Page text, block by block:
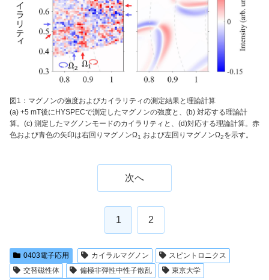
図1：マグノンの強度およびカイラリティの測定結果と理論計算
(a) +5 mT後にHYSPECで測定したマグノンの強度と、(b) 対応する理論計
算。(c) 測定したマグノンモードのカイラリティと、(d)対応する理論計算。赤
色および青色の矢印は右回りマグノンΩ1 および左回りマグノンΩ2を示す。
次へ
1 2
0403電子応用 カイラルマグノン
スピントロニクス
交替磁性体
偏極非弾性中性子散乱
東京大学